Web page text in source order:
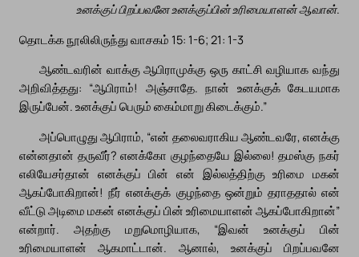
உனக்குப் பிறப்பவனே உனக்குப்பின் உரிமையாளன் ஆவான்.
தொடக்க நூலிலிருந்து வாசகம் 15: 1-6; 21: 1-3
ஆண்டவரின் வாக்கு ஆபிராமுக்கு ஒரு காட்சி வழியாக வந்து
அறிவித்தது: “ஆபிராம்! அஞ்சாதே. நான் உனக்குக் கேடயமாக
இருப்பேன். உனக்குப் பெரும் கைம்மாறு கிடைக்கும்.”
அப்பொழுது ஆபிராம், “என் தலைவராகிய ஆண்டவரே, எனக்கு
என்னதான் தருவீர்? எனக்கோ குழந்தையே இல்லை! தமஸ்கு நகர்
எலியேசர்தான் எனக்குப் பின் என் இல்லத்திற்கு உரிமை மகன்
ஆகப்போகிறான்! நீர் எனக்குக் குழந்தை ஒன்றும் தராததால் என்
வீட்டு அடிமை மகன் எனக்குப் பின் உரிமையாளன் ஆகப்போகிறான்”
என்றார். அதற்கு மறுமொழியாக, “இவன் உனக்குப் பின்
உரிமையாளன் ஆகமாட்டான். ஆனால், உனக்குப் பிறப்பவனே